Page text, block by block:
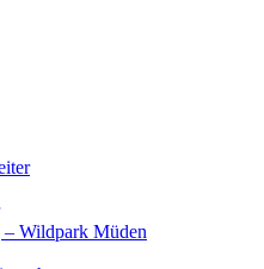
Wildpark Müden